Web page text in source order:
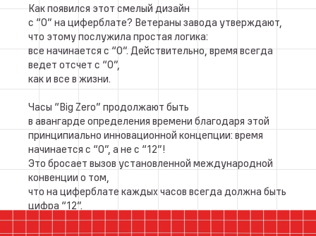
Как появился этот смелый дизайн
с “0” на циферблате? Ветераны завода утверждают,
что этому послужила простая логика:
все начинается с “0”. Действительно, время всегда
ведет отсчет с “0”,
как и все в жизни.
Часы “Big Zero” продолжают быть
в авангарде определения времени благодаря этой
принципиально инновационной концепции: время
начинается с “0”, а не с “12”!
Это бросает вызов установленной международной
конвенции о том,
что на циферблате каждых часов всегда должна быть
цифра “12”.